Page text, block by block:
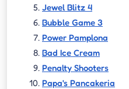
Jewel Blitz 4
Bubble Game 3
Power Pamplona
Bad Ice Cream
Penalty Shooters
Papa's Pancakeria